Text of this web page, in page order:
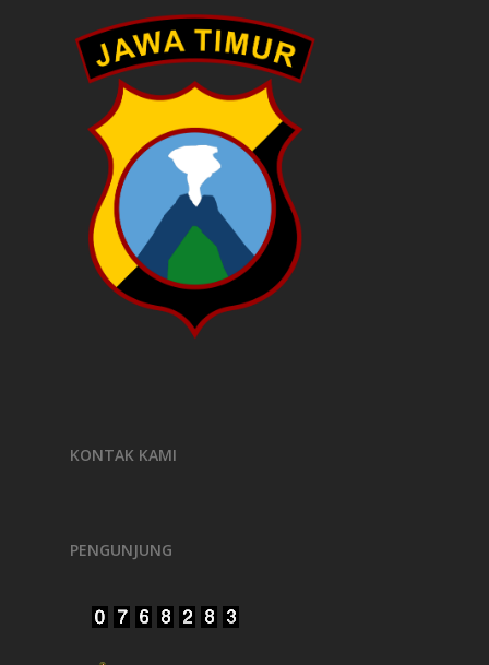
KONTAK KAMI
PENGUNJUNG